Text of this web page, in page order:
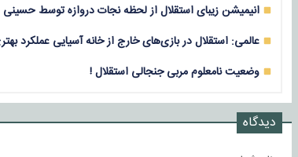
انیمیشن زیبای استقلال از لحظه نجات دروازه توسط
عالمی: استقلال در بازی‌های خارج از خانه آسیایی عملکرد
وضعیت نامعلوم مربی جنجالی استقلال !
دیدگاه